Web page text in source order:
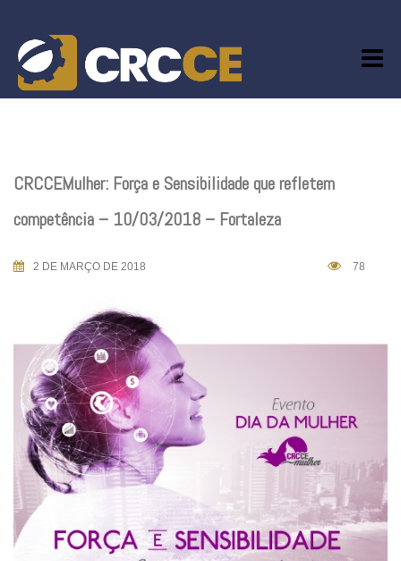
content
CRCCEMulher: Força e Sensibilidade que refletem
competência – 10/03/2018 – Fortaleza
2 DE MARÇO DE 2018 78